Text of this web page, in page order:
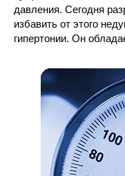
давления. Сегодня
избавить от этого
гипертонии. Он